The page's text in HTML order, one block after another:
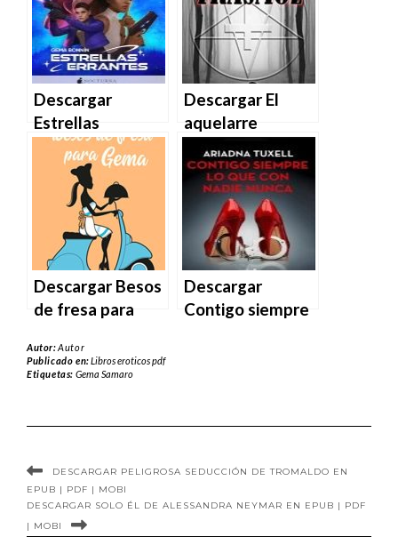
PDF | MOBI
Gema Azorín en
EPUB | PDF |
MOBI
Descargar
Estrellas
errantes de
Gema Bonnín en
EPUB | PDF |
MOBI
Descargar El
aquelarre
perdido de
Trasmoz de
Gema Tacón en
EPUB | PDF |
MOBI
Descargar Besos
de fresa para
entre amigas 2)
de Ángeles
PDF | MOBI
Descargar
Contigo siempre
Autor:Autor
Publicado en:Libros eroticos pdf
Etiquetas: Gema Samaro
DESCARGAR PELIGROSA SEDUCCIÓN DE TROMALDO EN
EPUB | PDF | MOBI
DESCARGAR SOLO ÉL DE ALESSANDRA NEYMAR EN EPUB | PDF
| MOBI